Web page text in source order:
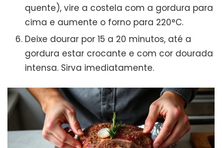
quente), vire a costela com a gordura para
cima e aumente o forno para 220°C.
Deixe dourar por 15 a 20 minutos, até a
gordura estar crocante e com cor dourada
intensa. Sirva imediatamente.